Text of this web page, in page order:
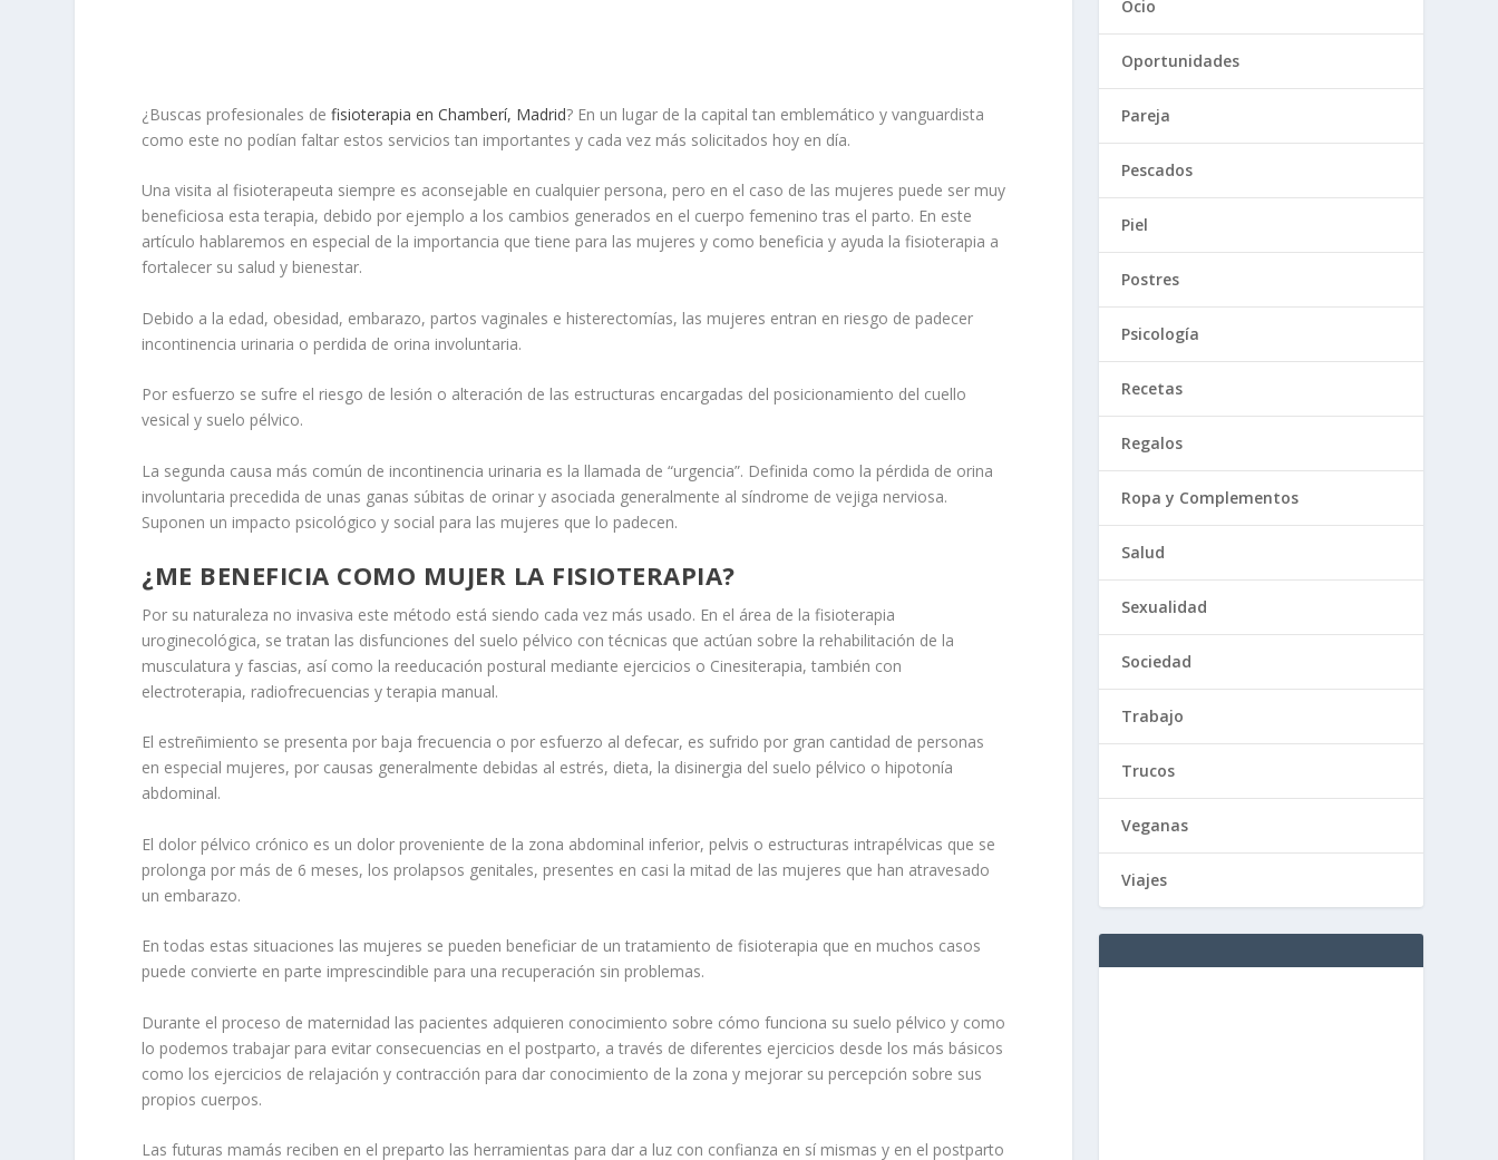
¿Buscas profesionales defisioterapia en Chamberí, Madrid? En un lugar de la capital tan emblemático y vanguardista
como este no podían faltar estos servicios tan importantes y cada vez más solicitados hoy en día.
Una visita al fisioterapeuta siempre es aconsejable en cualquier persona, pero en el caso de las mujeres puede ser muy
beneficiosa esta terapia, debido por ejemplo a los cambios generados en el cuerpo femenino tras el parto. En este
artículo hablaremos en especial de la importancia que tiene para las mujeres y como beneficia y ayuda la fisioterapia a
fortalecer su salud y bienestar.
Debido a la edad, obesidad, embarazo, partos vaginales e histerectomías, las mujeres entran en riesgo de padecer
incontinencia urinaria o perdida de orina involuntaria.
Por esfuerzo se sufre el riesgo de lesión o alteración de las estructuras encargadas del posicionamiento del cuello
vesical y suelo pélvico.
La segunda causa más común de incontinencia urinaria es la llamada de “urgencia”. Definida como la pérdida de orina
involuntaria precedida de unas ganas súbitas de orinar y asociada generalmente al síndrome de vejiga nerviosa.
Suponen un impacto psicológico y social para las mujeres que lo padecen.
¿ME BENEFICIA COMO MUJER LA FISIOTERAPIA?
Por su naturaleza no invasiva este método está siendo cada vez más usado. En el área de la fisioterapia
uroginecológica, se tratan las disfunciones del suelo pélvico con técnicas que actúan sobre la rehabilitación de la
musculatura y fascias, así como la reeducación postural mediante ejercicios o Cinesiterapia, también con
electroterapia, radiofrecuencias y terapia manual.
El estreñimiento se presenta por baja frecuencia o por esfuerzo al defecar, es sufrido por gran cantidad de personas
en especial mujeres, por causas generalmente debidas al estrés, dieta, la disinergia del suelo pélvico o hipotonía
abdominal.
El dolor pélvico crónico es un dolor proveniente de la zona abdominal inferior, pelvis o estructuras intrapélvicas que se
prolonga por más de 6 meses, los prolapsos genitales, presentes en casi la mitad de las mujeres que han atravesado
un embarazo.
En todas estas situaciones las mujeres se pueden beneficiar de un tratamiento de fisioterapia que en muchos casos
puede convierte en parte imprescindible para una recuperación sin problemas.
Durante el proceso de maternidad las pacientes adquieren conocimiento sobre cómo funciona su suelo pélvico y como
lo podemos trabajar para evitar consecuencias en el postparto, a través de diferentes ejercicios desde los más básicos
como los ejercicios de relajación y contracción para dar conocimiento de la zona y mejorar su percepción sobre sus
propios cuerpos.
Las futuras mamás reciben en el preparto las herramientas para dar a luz con confianza en sí mismas y en el postparto
Ocio
Oportunidades
Pareja
Pescados
Piel
Postres
Psicología
Recetas
Regalos
Ropa y Complementos
Salud
Sexualidad
Sociedad
Trabajo
Trucos
Veganas
Viajes